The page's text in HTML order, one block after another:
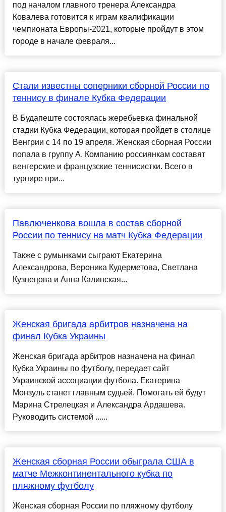
под началом главного тренера Александра
Ковалева готовится к играм квалификации
чемпионата Европы-2021, которые пройдут в этом
городе в начале февраля...
Стали известны соперники сборной России по
теннису в финале Кубка Федерации
В Будапеште состоялась жеребьевка финальной
стадии Кубка Федерации, которая пройдет в столице
Венгрии с 14 по 19 апреля. Женская сборная России
попала в группу А. Компанию россиянкам составят
венгерские и французские теннисистки. Всего в
турнире при...
Павлюченкова вошла в состав сборной
России по теннису на матч Кубка Федерации
Также с румынками сыграют Екатерина
Александрова, Вероника Кудерметова, Светлана
Кузнецова и Анна Калинская...
Женская бригада арбитров назначена на
финал Кубка Украины
Женская бригада арбитров назначена на финал
Кубка Украины по футболу, передает сайт
Украинской ассоциации футбола. Екатерина
Монзуль станет главным судьей. Помогать ей будут
Марина Стрелецкая и Александра Ардашева.
Руководить системой ......
Женская сборная России обыграла США в
матче Межконтинентального кубка по
пляжному футболу
Женская сборная России по пляжному футболу